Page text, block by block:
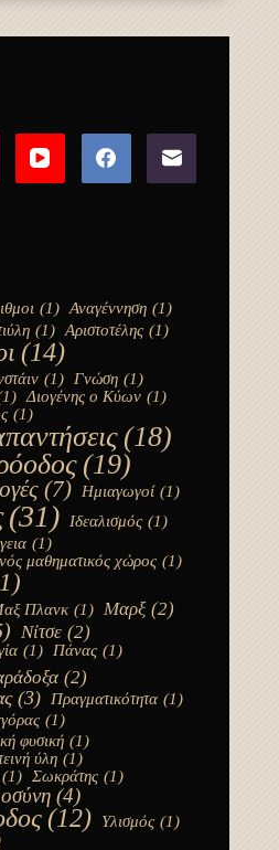
(1) Αναγέννηση (1)
(1) Αριστοτέλης (1)
(14)
(1) Γνώση (1)
Διογένης ο Κύων (1)
(1)
(18)
(19)
(7) Ημιαγωγοί (1)
(31) Ιδεαλισμός (1)
(1)
μαθηματικός χώρος (1)
Πλανκ (1) Μαρξ (2)
Νίτσε (2)
(1) Πάνας (1)
(2)
(3) Πραγματικότητα (1)
(1)
φυσική (1)
ύλη (1)
(1) Σωκράτης (1)
(4)
(12) Υλισμός (1)